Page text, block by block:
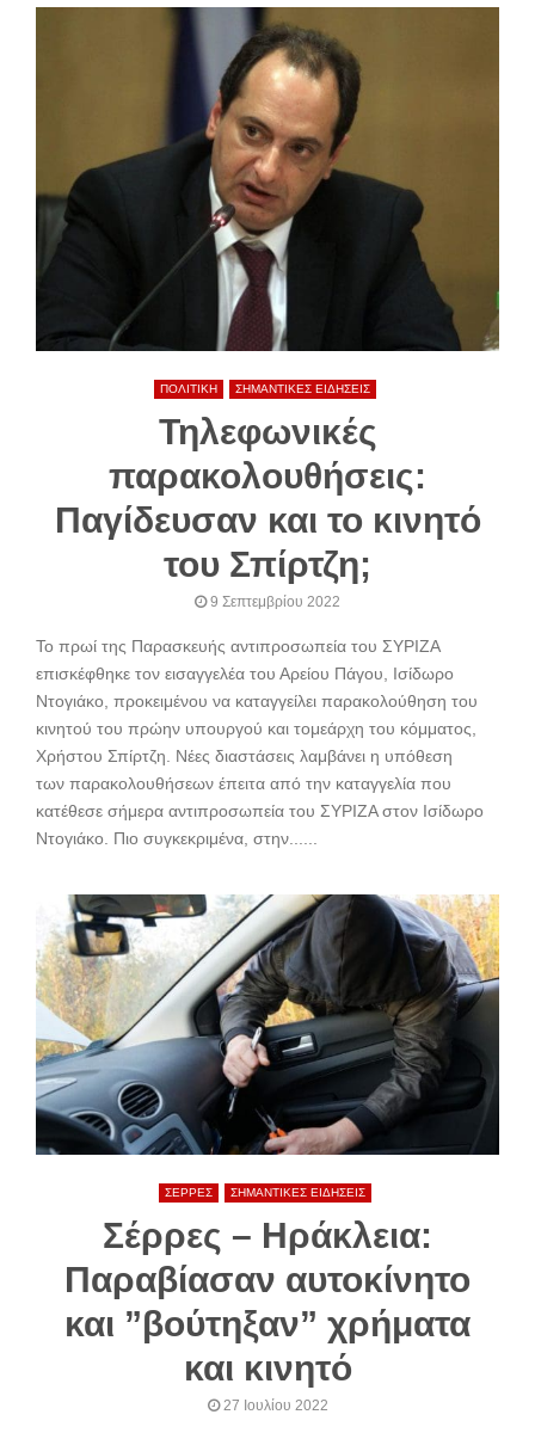
ΠΟΛΙΤΙΚΗ ΣΗΜΑΝΤΙΚΕΣ ΕΙΔΗΣΕΙΣ
Τηλεφωνικές
παρακολουθήσεις:
Παγίδευσαν και το κινητό
του Σπίρτζη;
9 Σεπτεμβρίου 2022
Το πρωί της Παρασκευής αντιπροσωπεία του ΣΥΡΙΖΑ
επισκέφθηκε τον εισαγγελέα του Αρείου Πάγου, Ισίδωρο
Ντογιάκο, προκειμένου να καταγγείλει παρακολούθηση του
κινητού του πρώην υπουργού και τομεάρχη του κόμματος,
Χρήστου Σπίρτζη. Νέες διαστάσεις λαμβάνει η υπόθεση
των παρακολουθήσεων έπειτα από την καταγγελία που
κατέθεσε σήμερα αντιπροσωπεία του ΣΥΡΙΖΑ στον Ισίδωρο
Ντογιάκο. Πιο συγκεκριμένα, στην......
ΣΕΡΡΕΣ ΣΗΜΑΝΤΙΚΕΣ ΕΙΔΗΣΕΙΣ
Σέρρες – Ηράκλεια:
Παραβίασαν αυτοκίνητο
και ”βούτηξαν” χρήματα
και κινητό
27 Ιουλίου 2022